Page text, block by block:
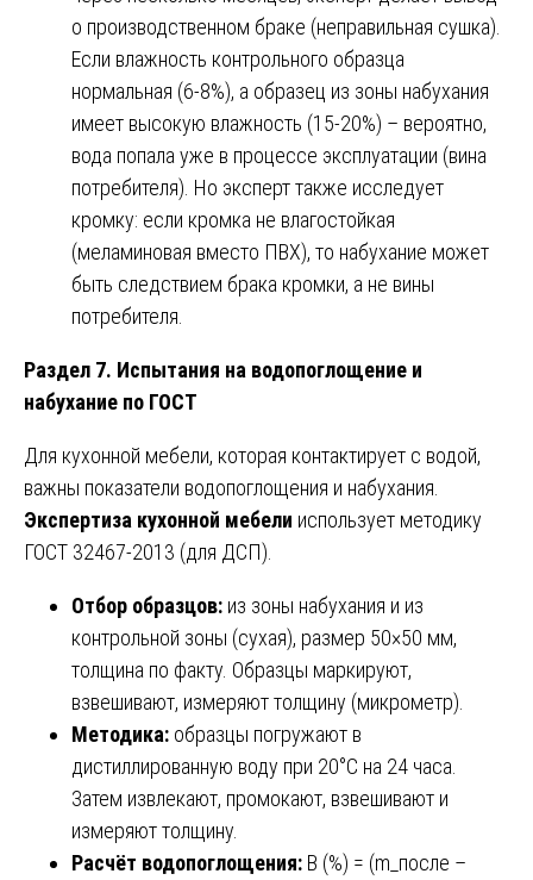
о производственном браке (неправильная сушка).
Если влажность контрольного образца
нормальная (6-8%), а образец из зоны набухания
имеет высокую влажность (15-20%) – вероятно,
вода попала уже в процессе эксплуатации (вина
потребителя). Но эксперт также исследует
кромку: если кромка не влагостойкая
(меламиновая вместо ПВХ), то набухание может
быть следствием брака кромки, а не вины
потребителя.
Раздел 7. Испытания на водопоглощение и
набухание по ГОСТ
Для кухонной мебели, которая контактирует с водой,
важны показатели водопоглощения и набухания.
Экспертиза кухонной мебели использует методику
ГОСТ 32467-2013 (для ДСП).
Отбор образцов: из зоны набухания и из
контрольной зоны (сухая), размер 50×50 мм,
толщина по факту. Образцы маркируют,
взвешивают, измеряют толщину (микрометр).
Методика: образцы погружают в
дистиллированную воду при 20°C на 24 часа.
Затем извлекают, промокают, взвешивают и
измеряют толщину.
Расчёт водопоглощения: B (%) = (m_после –